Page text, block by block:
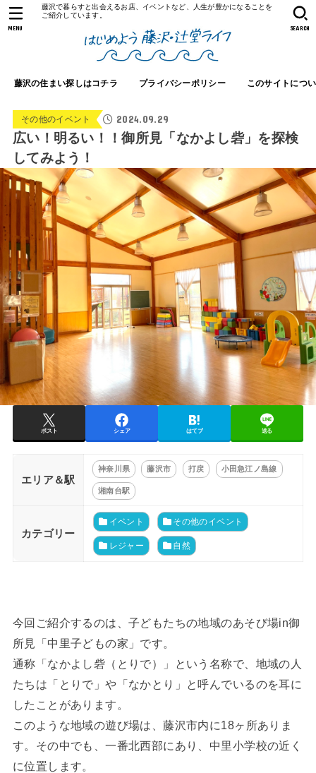
藤沢で暮らすと出会えるお店、イベントなど、人生が豊かになることを
ご紹介しています。
藤沢の住まい探しはコチラ プライバシーポリシー このサイトにつ
SEARCH
MENU
その他のイベント 2024.09.29
広い！明るい！！御所見「なかよし砦」を探検
してみよう！
ポスト シェア はてブ 送る
エリア＆駅
神奈川県 藤沢市 打戻 小田急江ノ島線
湘南台駅
カテゴリー
イベント その他のイベント
レジャー 自然
今回ご紹介するのは、子どもたちの地域のあそび場in御
所見「中里子どもの家」です。
通称「なかよし砦（とりで）」という名称で、地域の人
たちは「とりで」や「なかとり」と呼んでいるのを耳に
したことがあります。
このような地域の遊び場は、藤沢市内に18ヶ所ありま
す。その中でも、一番北西部にあり、中里小学校の近く
に位置します。